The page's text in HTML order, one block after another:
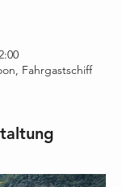
Fahrgastschiff